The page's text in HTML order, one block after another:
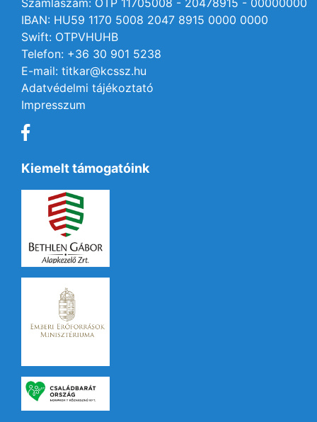
Számlaszám: OTP 11705008 - 20478915 - 00000000
IBAN: HU59 1170 5008 2047 8915 0000 0000
Swift: OTPVHUHB
Telefon: +36 30 901 5238
E-mail: titkar@kcssz.hu
Adatvédelmi tájékoztató
Impresszum
Kiemelt támogatóink